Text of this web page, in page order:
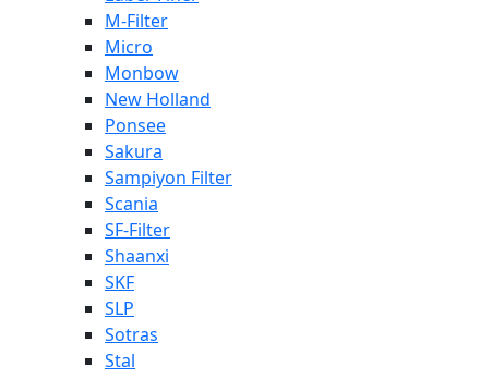
M-Filter
Micro
Monbow
New Holland
Ponsee
Sakura
Sampiyon Filter
Scania
SF-Filter
Shaanxi
SKF
SLP
Sotras
Stal